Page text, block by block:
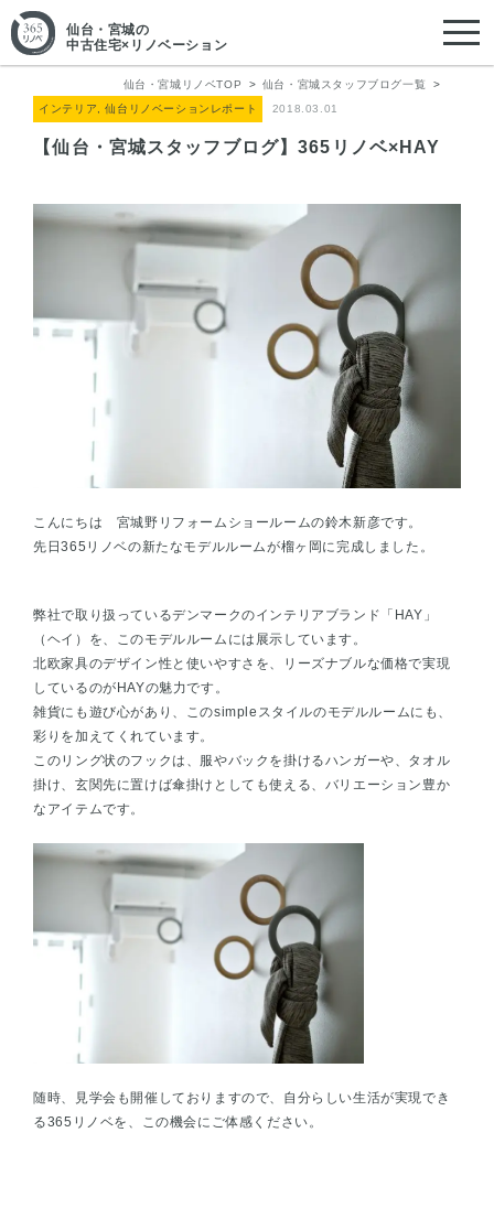
仙台・宮城の
中古住宅×リノベーション
仙台・宮城リノベTOP
仙台・宮城スタッフブログ一覧
インテリア, 仙台リノベーションレポート
2018.03.01
【仙台・宮城スタッフブログ】365リノベ×HAY
こんにちは 宮城野リフォームショールームの鈴木新彦です。
先日365リノベの新たなモデルルームが榴ヶ岡に完成しました。
弊社で取り扱っているデンマークのインテリアブランド「HAY」
（ヘイ）を、このモデルルームには展示しています。
北欧家具のデザイン性と使いやすさを、リーズナブルな価格で実現
しているのがHAYの魅力です。
雑貨にも遊び心があり、このsimpleスタイルのモデルルームにも、
彩りを加えてくれています。
このリング状のフックは、服やバックを掛けるハンガーや、タオル
掛け、玄関先に置けば傘掛けとしても使える、バリエーション豊か
なアイテムです。
随時、見学会も開催しておりますので、自分らしい生活が実現でき
る365リノベを、この機会にご体感ください。